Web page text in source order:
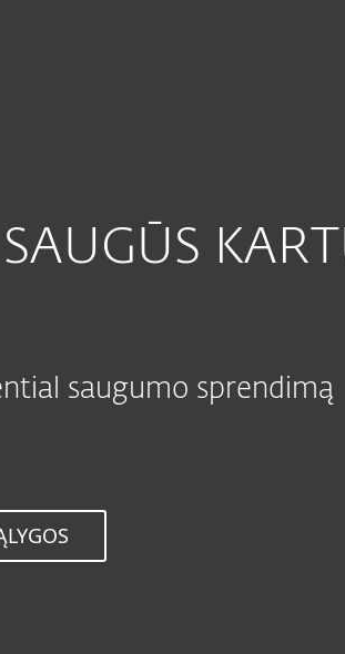
saugumo sprendimą